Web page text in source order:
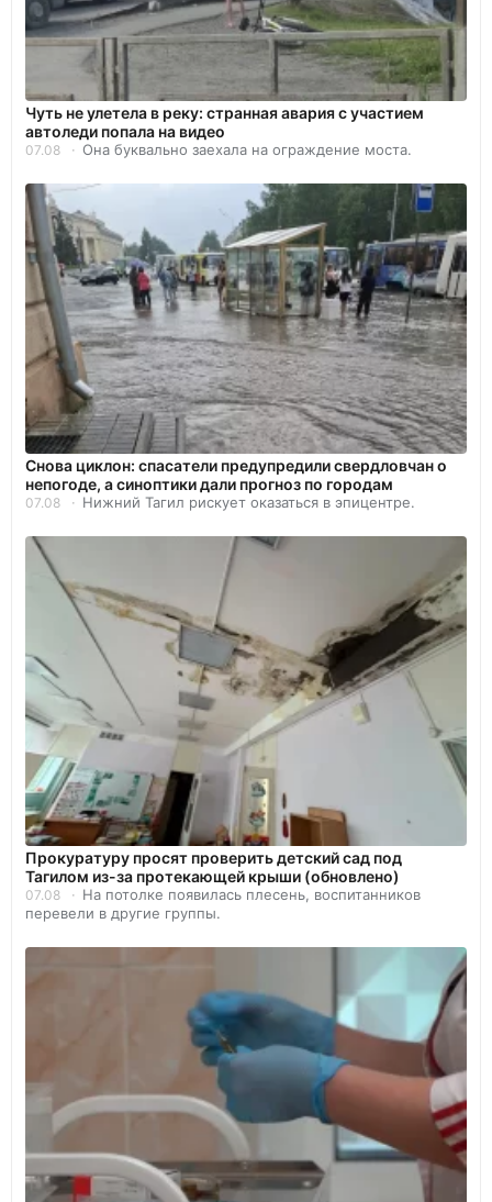
Чуть не улетела в реку: странная авария с участием
автоледи попала на видео
07.08 Она буквально заехала на ограждение моста.
Снова циклон: спасатели предупредили свердловчан о
непогоде, а синоптики дали прогноз по городам
07.08 Нижний Тагил рискует оказаться в эпицентре.
Прокуратуру просят проверить детский сад под
Тагилом из-за протекающей крыши (обновлено)
07.08
На потолке появилась плесень, воспитанников
перевели в другие группы.